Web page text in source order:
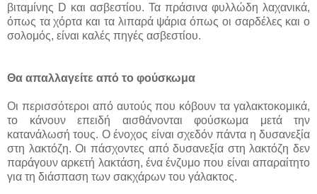
βιταμίνης D και ασβεστίου. Τα πράσινα φυλλώδη λαχανικά,
όπως τα χόρτα και τα λιπαρά ψάρια όπως οι σαρδέλες και ο
σολομός, είναι καλές πηγές ασβεστίου.
Θα απαλλαγείτε από το φούσκωμα
Οι περισσότεροι από αυτούς που κόβουν τα γαλακτοκομικά,
το κάνουν επειδή αισθάνονται φούσκωμα μετά την
κατανάλωσή τους. Ο ένοχος είναι σχεδόν πάντα η δυσανεξία
στη λακτόζη. Οι πάσχοντες από δυσανεξία στη λακτόζη δεν
παράγουν αρκετή λακτάση, ένα ένζυμο που είναι απαραίτητο
για τη διάσπαση των σακχάρων του γάλακτος.